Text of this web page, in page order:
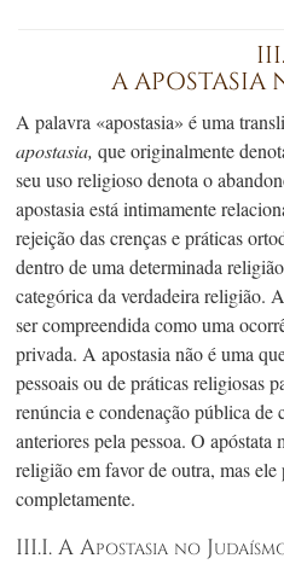
III.
A APOSTASIA
A palavra «apostasia» é uma
apostasia, que originalmente
seu uso religioso denota o
apostasia está intimamente
rejeição das crenças e práticas
dentro de uma determinada
categórica da verdadeira religião.
ser compreendida como uma
privada. A apostasia não é uma
pessoais ou de práticas religiosas
renúncia e condenação pública de
anteriores pela pessoa. O apóstata
religião em favor de outra, mas
completamente.
III.I. A Apostasia no